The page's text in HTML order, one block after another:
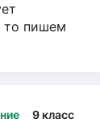
то пишем
9 класс